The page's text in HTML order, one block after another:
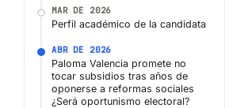
MAR DE 2026
Perfil académico de la candidata
ABR DE 2026
Paloma Valencia promete no
tocar subsidios tras años de
oponerse a reformas sociales
¿Será oportunismo electoral?